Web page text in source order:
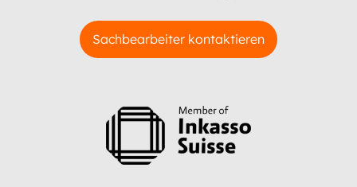
Sachbearbeiter kontaktieren